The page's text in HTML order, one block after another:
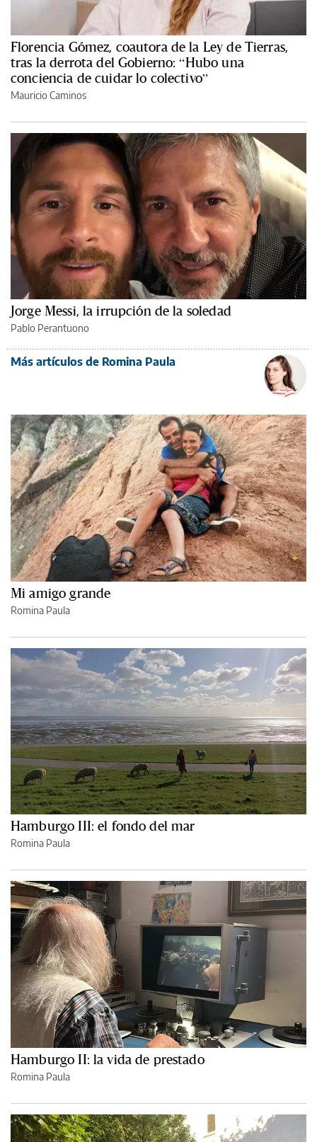
Florencia Gómez, coautora de la Ley de Tierras,
tras la derrota del Gobierno: “Hubo una
conciencia de cuidar lo colectivo”
Mauricio Caminos
Jorge Messi, la irrupción de la soledad
Pablo Perantuono
Más artículos de Romina Paula
Mi amigo grande
Romina Paula
Hamburgo III: el fondo del mar
Romina Paula
Hamburgo II: la vida de prestado
Romina Paula